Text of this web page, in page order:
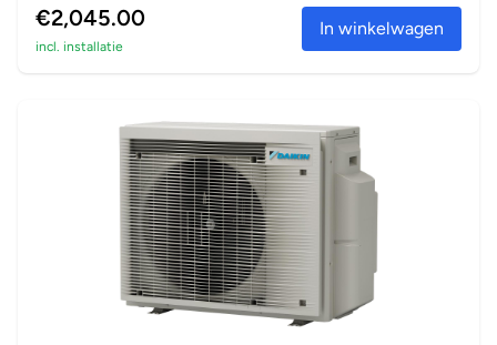
verticaal te laten bewegen, voor een gelijkmatige
luchtstroom en temperatuurverdeling in de kamer.
ingestelde temperatuur te bereiken of te behouden.
Droogprogramma
Deze functie vermindert de luchtvochtigheid zonder
variaties in kamertemperatuur.
Flash-streamer
De Flash-streamer maakt gebruik van elektronen om
chemische reacties met deeltjes in de lucht te activeren,
€2,045.00
incl. installatie
In winkelwagen